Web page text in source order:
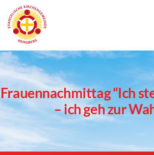
content
Frauennachmittag “Ich
– ich geh zur